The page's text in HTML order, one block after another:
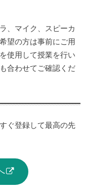
、マイク、スピーカ
望の方は事前にご用
使用して授業を行い
合わせてご確認くだ
ぐ登録して最高の先